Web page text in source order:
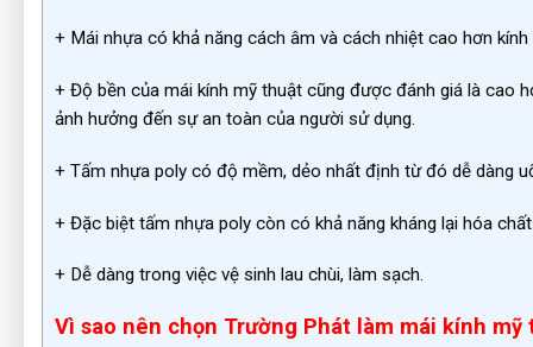
+ Mái nhựa có khả năng cách âm và cách nhiệt cao hơn
+ Độ bền của mái kính mỹ thuật cũng được đánh giá là cao
ảnh hưởng đến sự an toàn của người sử dụng.
+ Tấm nhựa poly có độ mềm, dẻo nhất định từ đó dễ dàng
+ Đặc biệt tấm nhựa poly còn có khả năng kháng lại hóa
+ Dễ dàng trong việc vệ sinh lau chùi, làm sạch.
Vì sao nên chọn Trường Phát làm mái kính